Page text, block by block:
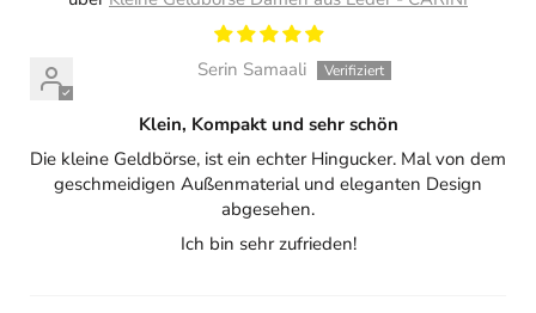
Serin Samaali
Klein, Kompakt und sehr schön
Die kleine Geldbörse, ist ein echter Hingucker. Mal von dem
geschmeidigen Außenmaterial und eleganten Design
abgesehen.
Ich bin sehr zufrieden!